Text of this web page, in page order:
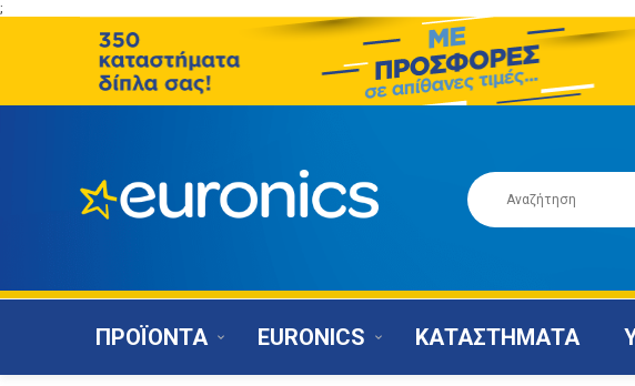
;
ΠΡΟΪΟΝΤΑ EURONICS ΚΑΤΑΣΤΗΜΑΤΑ